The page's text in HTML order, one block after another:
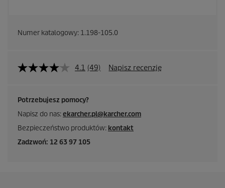
Numer katalogowy: 1.198-105.0
4.1 (49) Napisz recenzję
Potrzebujesz pomocy?
Napisz do nas:ekarcher.pl@karcher.com
Bezpieczeństwo produktów: kontakt
Zadzwoń: 12 63 97 105